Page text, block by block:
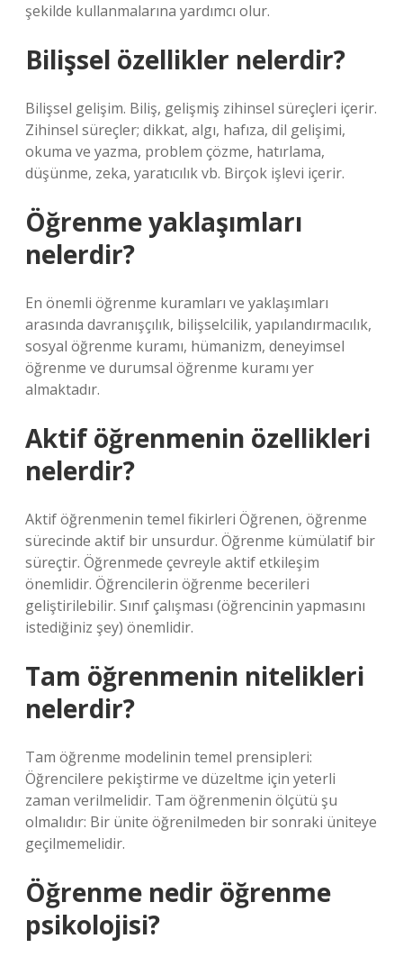
şekilde kullanmalarına yardımcı olur.
Bilişsel özellikler nelerdir?
Bilişsel gelişim. Biliş, gelişmiş zihinsel süreçleri içerir.
Zihinsel süreçler; dikkat, algı, hafıza, dil gelişimi,
okuma ve yazma, problem çözme, hatırlama,
düşünme, zeka, yaratıcılık vb. Birçok işlevi içerir.
Öğrenme yaklaşımları
nelerdir?
En önemli öğrenme kuramları ve yaklaşımları
arasında davranışçılık, bilişselcilik, yapılandırmacılık,
sosyal öğrenme kuramı, hümanizm, deneyimsel
öğrenme ve durumsal öğrenme kuramı yer
almaktadır.
Aktif öğrenmenin özellikleri
nelerdir?
Aktif öğrenmenin temel fikirleri Öğrenen, öğrenme
sürecinde aktif bir unsurdur. Öğrenme kümülatif bir
süreçtir. Öğrenmede çevreyle aktif etkileşim
önemlidir. Öğrencilerin öğrenme becerileri
geliştirilebilir. Sınıf çalışması (öğrencinin yapmasını
istediğiniz şey) önemlidir.
Tam öğrenmenin nitelikleri
nelerdir?
Tam öğrenme modelinin temel prensipleri:
Öğrencilere pekiştirme ve düzeltme için yeterli
zaman verilmelidir. Tam öğrenmenin ölçütü şu
olmalıdır: Bir ünite öğrenilmeden bir sonraki üniteye
geçilmemelidir.
Öğrenme nedir öğrenme
psikolojisi?